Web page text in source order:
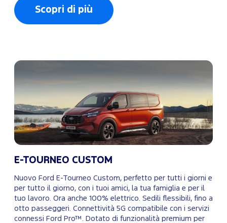
Scopri di più
E-TOURNEO CUSTOM
Nuovo Ford E-Tourneo Custom, perfetto per tutti i giorni e
per tutto il giorno, con i tuoi amici, la tua famiglia e per il
tuo lavoro. Ora anche 100% elettrico. Sedili flessibili, fino a
otto passeggeri. Connettività 5G compatibile con i servizi
connessi Ford Pro™. Dotato di funzionalità premium per